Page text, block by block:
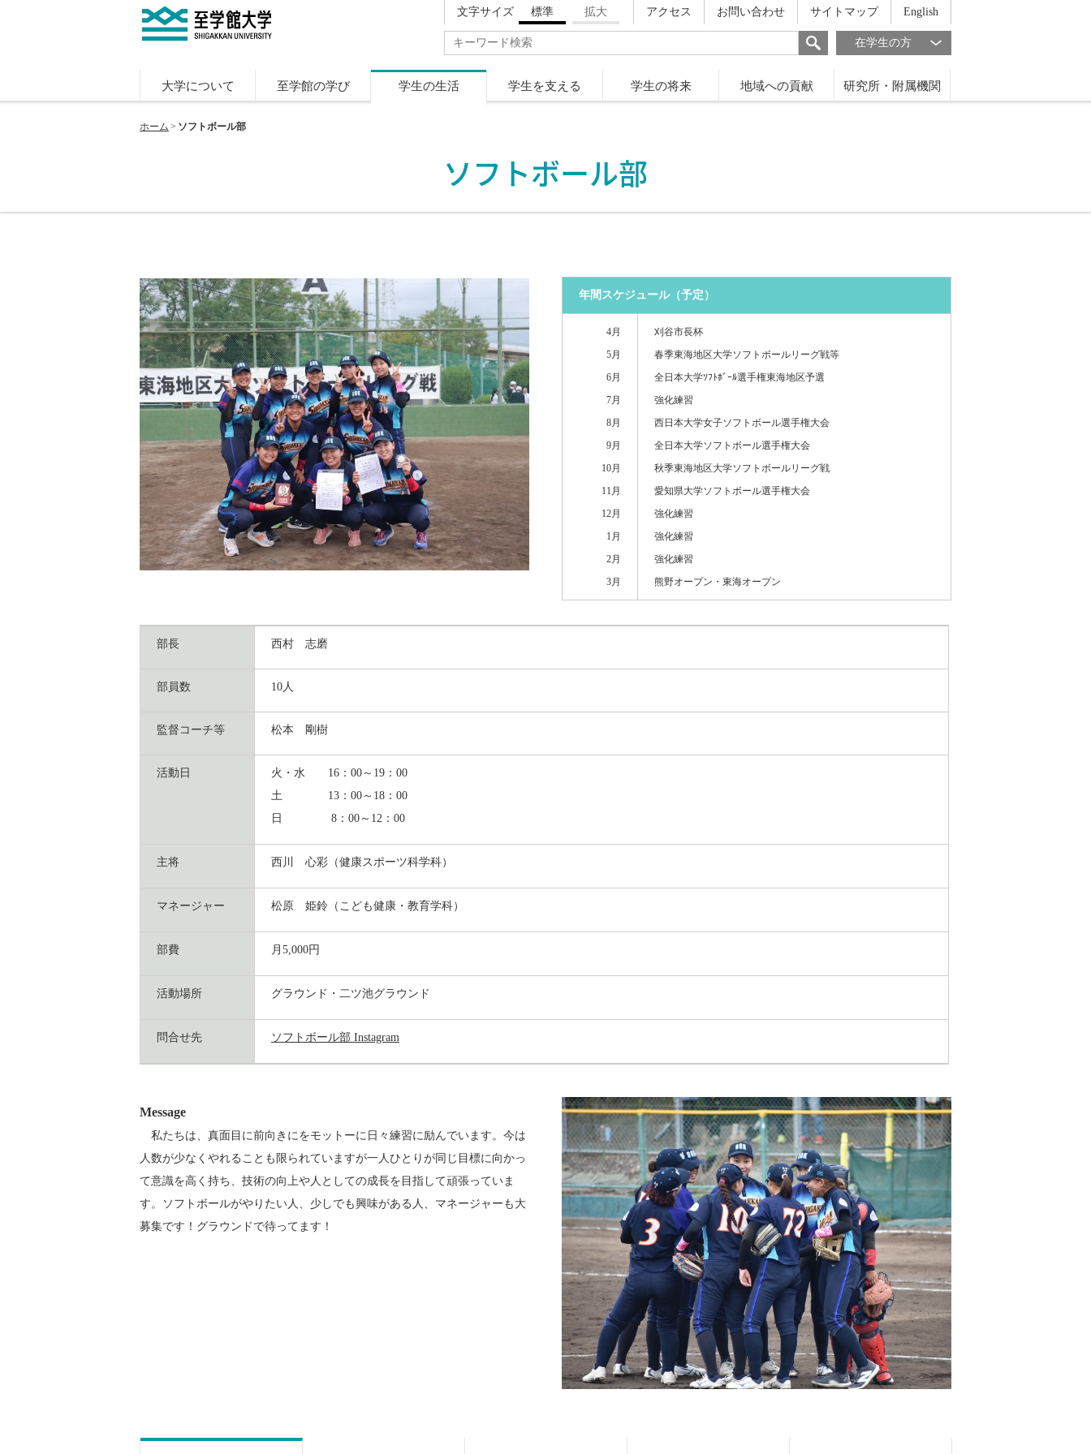
文字サイズ 標準 拡大 アクセス お問い合わせ サイトマップ English
在学生の方
大学について 至学館の学び 学生の生活 学生を支える 学生の将来 地域への貢献 研究所・附属機関
ホーム ソフトボール部
ソフトボール部
年間スケジュール（予定）
4月
5月
6月
7月
8月
9月
10月
11月
12月
1月
2月
3月
刈谷市長杯
春季東海地区大学ソフトボールリーグ戦等
全日本大学ｿﾌﾄﾎﾞｰﾙ選手権東海地区予選
強化練習
西日本大学女子ソフトボール選手権大会
全日本大学ソフトボール選手権大会
秋季東海地区大学ソフトボールリーグ戦
愛知県大学ソフトボール選手権大会
強化練習
強化練習
強化練習
熊野オープン・東海オープン
部長 西村 志磨
部員数 10人
監督コーチ等 松本 剛樹
活動日
火・水 16：00～19：00
土 13 ：00～18：00
日 8：00～12：00
主将 西川 心彩（健康スポーツ科学科）
マネージャー 松原 姫鈴（こども健康・教育学科）
部費 月5,000円
活動場所 グラウンド・ 二ツ池グラウンド
問合せ先 ソフトボール部 Instagram
Message
私たちは、真面目に前向きにをモットーに日々練習に励んでいます。今は
人数が少なくやれることも限られていますが一人ひとりが同じ目標に向かっ
て意識を高く持ち、技術の向上や人としての成長を目指して頑張っていま
す。ソフトボールがやりたい人、少しでも興味がある人、マネージャーも大
募集です！グラウンドで待ってます！